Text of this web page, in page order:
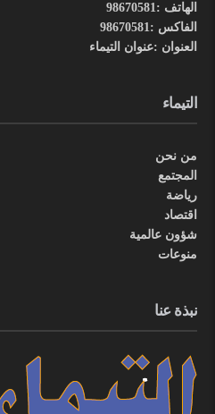
الهاتف :98670581
الفاكس :98670581
العنوان :عنوان التيماء
التيماء
من نحن
المجتمع
رياضة
اقتصاد
شؤون عالمية
منوعات
نبذة عنا